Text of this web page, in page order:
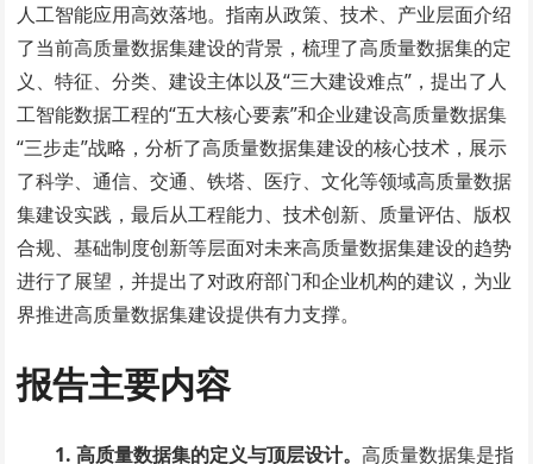
人工智能应用高效落地。指南从政策、技术、产业层面介绍
了当前高质量数据集建设的背景，梳理了高质量数据集的定
义、特征、分类、建设主体以及“三大建设难点”，提出了人
工智能数据工程的“五大核心要素”和企业建设高质量数据集
“三步走”战略，分析了高质量数据集建设的核心技术，展示
了科学、通信、交通、铁塔、医疗、文化等领域高质量数据
集建设实践，最后从工程能力、技术创新、质量评估、版权
合规、基础制度创新等层面对未来高质量数据集建设的趋势
进行了展望，并提出了对政府部门和企业机构的建议，为业
界推进高质量数据集建设提供有力支撑。
报告主要内容
1. 高质量数据集的定义与顶层设计。高质量数据集是指